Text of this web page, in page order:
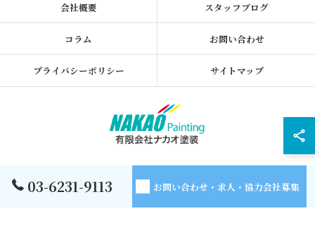
03-6231-9113 お問い合わせ・求人・協力会社募集
会社概要 スタッフブログ
コラム お問い合わせ
プライバシーポリシー サイトマップ
© 2026 東京都墨田区の外壁塗装なら有限会社ナカオ塗装 ALL RIGHTS
RESERVED.